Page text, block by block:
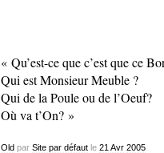
« Qu’est-ce que c’est que ce
Qui est Monsieur Meuble ?
Qui de la Poule ou de l’Oeuf?
Où va t’On? »
Oldpar Site par défautle 21 Avr 2005